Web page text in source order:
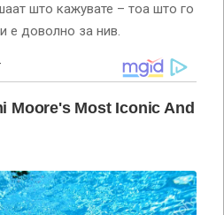
што кажувате – тоа што го
е доволно за нив.